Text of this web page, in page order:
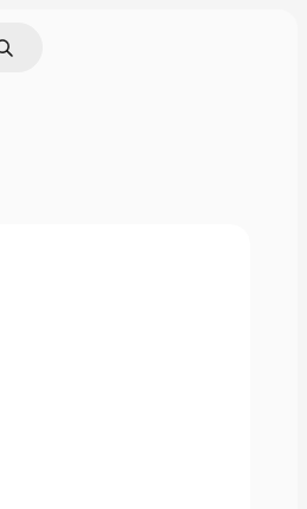
por imagem
Buscar